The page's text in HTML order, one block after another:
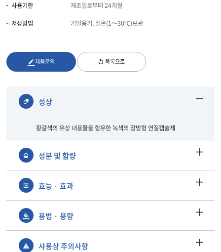
사용기한
제조일로부터 24개월
저장방법
기밀용기, 실온(1～30℃)보관
제품문의 목록으로
성상
황갈색의 유상 내용물을 함유한 녹색의 장방형 연질캡슐제
성분 및 함량
효능 · 효과
용법 · 용량
사용상 주의사항